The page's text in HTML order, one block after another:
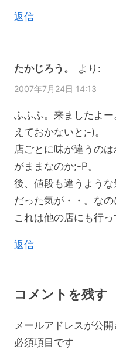
ン
:
返信
たかじろう。 より:
2007年7月24日 14:13
ふふふ。来ましたよ
えておかないと;-)。
店ごとに味が違うの
がままなのか;-P。
後、値段も違うよう
だった気が・・。な
これは他の店にも行っ
返信
コメントを残す
メールアドレスが公
必須項目です